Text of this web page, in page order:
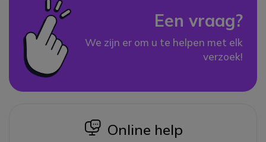
Een vraag?
We zijn er om u te helpen met elk
verzoek!
icon
Online help